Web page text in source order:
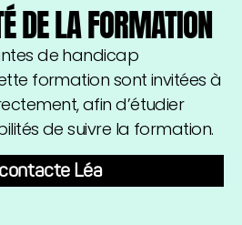
DE LA FORMATION
de handicap
formation sont invitées à
afin d’étudier
de suivre la formation.
Léa